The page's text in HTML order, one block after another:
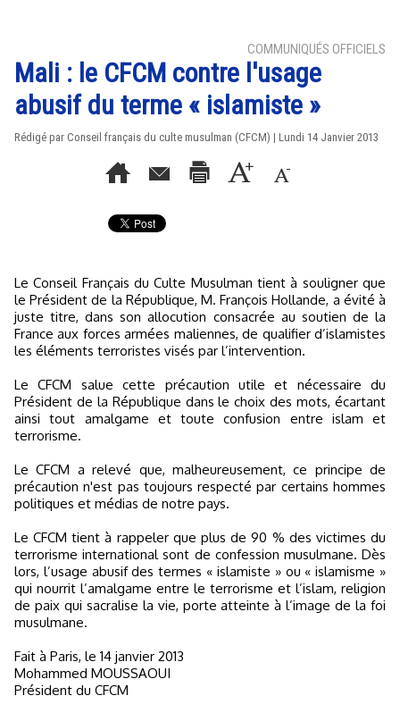
COMMUNIQUÉS OFFICIELS
Mali : le CFCM contre l'usage
abusif du terme « islamiste »
Rédigé par Conseil français du culte musulman (CFCM) | Lundi 14 Janvier 2013
Le Conseil Français du Culte Musulman tient à souligner que
le Président de la République, M. François Hollande, a évité à
juste titre, dans son allocution consacrée au soutien de la
France aux forces armées maliennes, de qualifier d’islamistes
les éléments terroristes visés par l’intervention.
Le CFCM salue cette précaution utile et nécessaire du
Président de la République dans le choix des mots, écartant
ainsi tout amalgame et toute confusion entre islam et
terrorisme.
Le CFCM a relevé que, malheureusement, ce principe de
précaution n'est pas toujours respecté par certains hommes
politiques et médias de notre pays.
Le CFCM tient à rappeler que plus de 90 % des victimes du
terrorisme international sont de confession musulmane. Dès
lors, l’usage abusif des termes « islamiste » ou « islamisme »
qui nourrit l’amalgame entre le terrorisme et l’islam, religion
de paix qui sacralise la vie, porte atteinte à l’image de la foi
musulmane.
Fait à Paris, le 14 janvier 2013
Mohammed MOUSSAOUI
Président du CFCM